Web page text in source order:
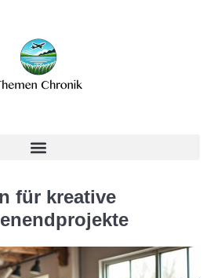
für kreative